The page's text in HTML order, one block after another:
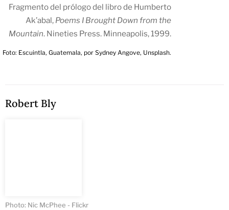
Fragmento del prólogo del libro de Humberto
Ak’abal, Poems I Brought Down from the
Mountain. Nineties Press. Minneapolis, 1999.
Foto: Escuintla, Guatemala, por Sydney Angove, Unsplash.
Robert Bly
Photo: Nic McPhee - Flickr